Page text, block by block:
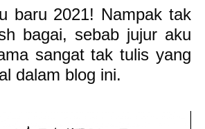
baru 2021! Nampak tak
bagai, sebab jujur aku
sangat tak tulis yang
dalam blog ini.